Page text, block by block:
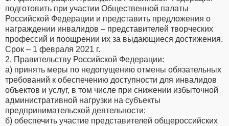
подготовить при участии Общественной палаты
Российской Федерации и представить предложения о
награждении инвалидов – представителей творческих
профессий и поощрении их за выдающиеся достижения.
Срок – 1 февраля 2021 г.
2. Правительству Российской Федерации:
а) принять меры по недопущению отмены обязательных
требований к обеспечению доступности для инвалидов
объектов и услуг, в том числе при снижении избыточной
административной нагрузки на субъекты
предпринимательской деятельности;
б) обеспечить участие представителей общероссийских